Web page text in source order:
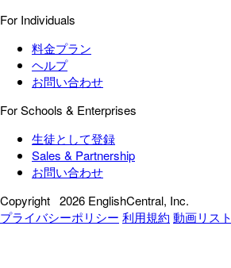
For Individuals
料金プラン
ヘルプ
お問い合わせ
For Schools & Enterprises
生徒として登録
Sales & Partnership
お問い合わせ
Copyright 2026 EnglishCentral, Inc.
プライバシーポリシー 利用規約 動画リスト